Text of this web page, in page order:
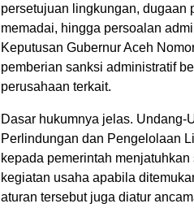
persetujuan lingkungan, dugaan
memadai, hingga persoalan
Keputusan Gubernur Aceh
pemberian sanksi administratif
perusahaan terkait.
Dasar hukumnya jelas. Undang-
Perlindungan dan Pengelolaan
kepada pemerintah
kegiatan usaha apabila
aturan tersebut juga diatur